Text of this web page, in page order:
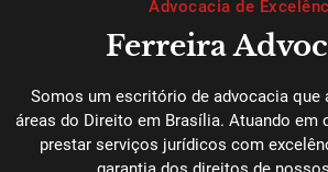
Advocacia de
Ferreira
Somos um escritório de advocacia que
áreas do Direito em Brasília. Atuando em
prestar serviços jurídicos com